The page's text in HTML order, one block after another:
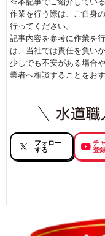
作業を行う際は、ご自身
行ってください。
記事内容を参考に作業を
は、当社では責任を負いか
少しでも不安がある場合
業者へ相談することをおす
フォロー
する
チ
登